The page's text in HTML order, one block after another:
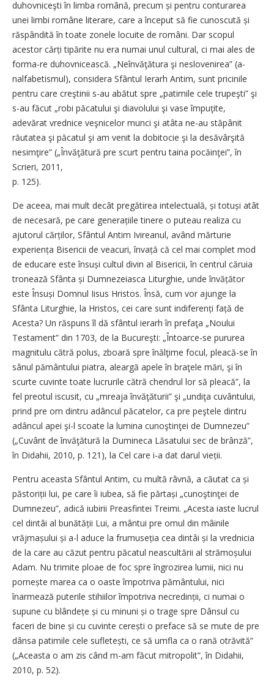
du­­hov­niceşti în limba română, precum și pentru conturarea
unei limbi române literare, care a început să fie cunoscută și
răspândită în toate zonele locuite de români. Dar scopul
acestor cărți tipărite nu era numai unul cultural, ci mai ales de
forma­-re ­duhovnicească. „Neînvăţătura ­­şi neslovenirea” (a­
nalfa­betismul), con­­si­dera Sfântul Ierarh Antim, sunt pricinile
pentru care creştinii s-au abătut spre „patimile cele trupeşti” şi
s-au făcut „robi păcatului şi diavolului şi vase împuţite,
adevărat vrednice veşnicelor munci şi atâta ne-au stăpânit
răutatea şi păcatul şi am venit la dobitocie şi la desăvârşită
nesimţire” („Învăţătură pre scurt pentru taina pocăinţei”, în
Scrieri, 2011, ­
p. 125).
De aceea, mai mult decât pregătirea intelectuală, și totuși atât
de necesară, pe care generațiile tinere o puteau realiza cu
ajutorul căr­ților, Sfântul Antim Ivireanul, a­vând mărturie
experiența Bisericii de veacuri, învață că cel mai complet mod
de educare este în­su­și cultul divin al Bisericii, în centrul căruia
tronează Sfânta și Dumnezeiasca Liturghie, unde învățător
este Însuși Domnul Iisus Hristos. Însă, cum vor ajunge la
Sfânta Liturghie, la Hristos, cei care sunt indiferenți față de
Acesta? Un răspuns îl dă sfântul ierarh în prefaţa „Noului
Testament” din 1703, de la Bucureşti: „Întoarce-se pururea
mag­nitulu cătră polus, zboară spre înălţime focul, pleacă-se în
sânul pământului piatra, aleargă apele în braţele mări, şi în
scurte cuvinte toate lucrurile cătră chendrul lor să pleacă”, la
fel preotul iscusit, cu „mreaja învăţăturii” şi „undiţa cuvântului,
prind pre om dintru adân­cul păcatelor, ca pre peştele dintru
adâncul apei şi-l scoate la lumina cunoştinţei de Dumnezeu”
(„Cuvânt de învăţătură la Dumineca Lăsatului sec de brânză”,
în Didahii, 2010, p. 121), la Cel care i-a dat darul vieții.
Pentru aceasta Sfântul Antim, cu multă râvnă, a căutat ca și
păstoriții lui, pe care îi iubea, să fie părtași „cunoştinţei de
Dumnezeu”, adică iubirii Preasfintei Tre­imi. „Acesta iaste lucrul
cel dintâi al bunătății Lui, a mântui pre omul din mâinile
vrăjmașului și a-l aduce la frumuseția cea dintâi și la vrednicia
de la care au căzut pentru păcatul neascultării al strămo­șului
Adam. Nu trimite ploae de foc spre îngrozirea lumii, nici nu
pornește marea ca o oaste împotriva pământului, nici
înarmează puterile stihiilor împotriva necre­dinții, ci numai o
supune cu blân­dețe și cu minuni și o trage spre Dânsul cu
faceri de bine și cu cuvinte cerești o preface să se mute de pre
dânsa patimile cele sufle­tești, ce să umfla ca o rană otrăvită”
(„Aceasta o am zis când m-am făcut mitropolit”, în Didahii,
2010, p. 52).